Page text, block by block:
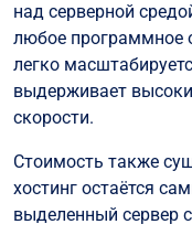
над серверной
любое программное
легко
выдерживает
скорости.
Стоимость также
хостинг остаётся
выделенный сервер